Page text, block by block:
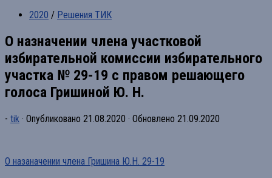
2020 / Решения ТИК
О назначении члена участковой
избирательной комиссии избирательного
участка № 29-19 с правом решающего
голоса Гришиной Ю. Н.
- tik · Опубликовано 21.08.2020 · Обновлено 21.09.2020
О назаначении члена Гришина Ю.Н. 29-19